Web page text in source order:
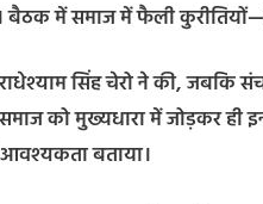
में समाज में फैली
सिंह चेरो ने की, जबकि
को मुख्यधारा में जोड़कर ही
बताया।